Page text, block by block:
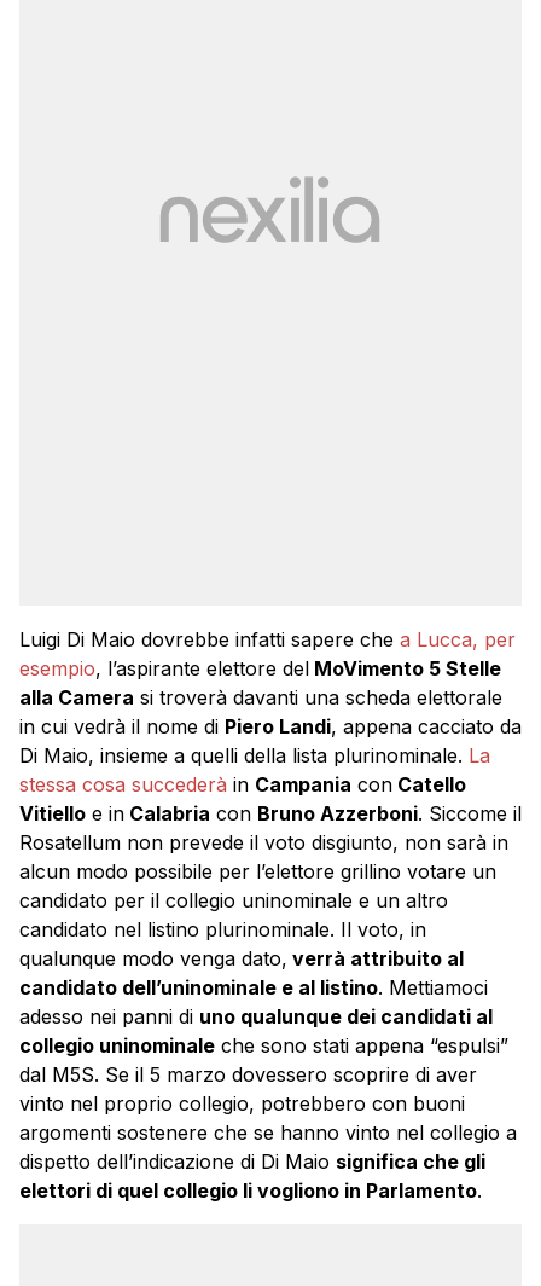
Luigi Di Maio dovrebbe infatti sapere che a Lucca, per
esempio, l’aspirante elettore del MoVimento 5 Stelle
alla Camera si troverà davanti una scheda elettorale
in cui vedrà il nome di Piero Landi, appena cacciato da
Di Maio, insieme a quelli della lista plurinominale. La
stessa cosa succederà in Campania con Catello
Vitiello e in Calabria con Bruno Azzerboni. Siccome il
Rosatellum non prevede il voto disgiunto, non sarà in
alcun modo possibile per l’elettore grillino votare un
candidato per il collegio uninominale e un altro
candidato nel listino plurinominale. Il voto, in
qualunque modo venga dato, verrà attribuito al
candidato dell’uninominale e al listino. Mettiamoci
adesso nei panni di uno qualunque dei candidati al
collegio uninominale che sono stati appena “espulsi”
dal M5S. Se il 5 marzo dovessero scoprire di aver
vinto nel proprio collegio, potrebbero con buoni
argomenti sostenere che se hanno vinto nel collegio a
dispetto dell’indicazione di Di Maio significa che gli
elettori di quel collegio li vogliono in Parlamento.